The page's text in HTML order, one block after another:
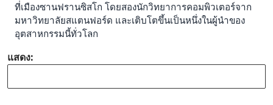
ที่เมืองซานฟรานซิสโก โดยสองนักวิทยาการคอมพิวเตอร์จาก
มหาวิทยาลัยสแตนฟอร์ด และเติบโตขึ้นเป็นหนึ่งในผู้นำของ
อุตสาหกรรมนี้ทั่วโลก
แสดง: